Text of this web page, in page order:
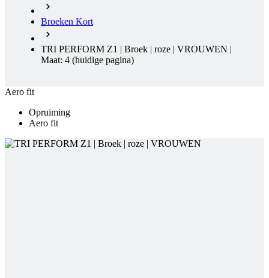
Broeken Kort
TRI PERFORM Z1 | Broek | roze | VROUWEN |
Maat: 4 (huidige pagina)
Aero fit
Opruiming
Aero fit